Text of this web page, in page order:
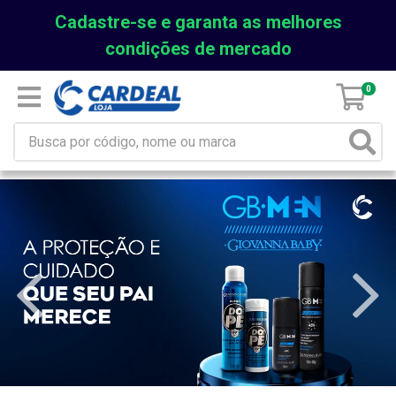
Cadastre-se e garanta as melhores
condições de mercado
0